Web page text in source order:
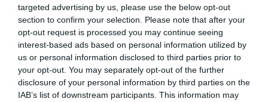
targeted advertising by us, please use the below opt-out
section to confirm your selection. Please note that after your
opt-out request is processed you may continue seeing
interest-based ads based on personal information utilized by
us or personal information disclosed to third parties prior to
your opt-out. You may separately opt-out of the further
disclosure of your personal information by third parties on the
IAB’s list of downstream participants. This information may
υποχώρησε κατά 0,2% στα 1.367,34 δολάρια και
το παλλάδιο κατέγραψε άνοδο 0,2% στα 1.113,06
δολάρια.
Διαβάστε επίσης